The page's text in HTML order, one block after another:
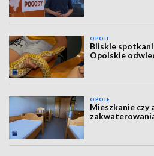
OPOLE
Bliskie
Opolskie
OPOLE
Mieszkanie czy